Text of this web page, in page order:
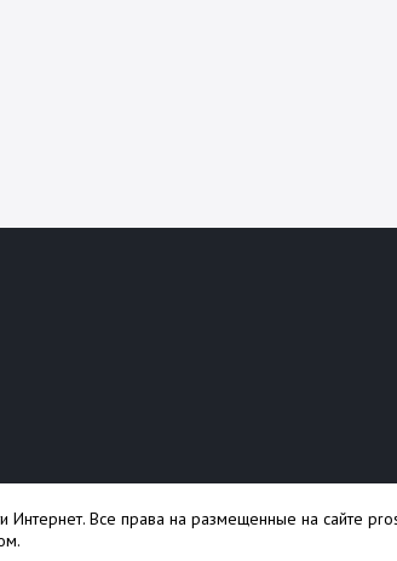
Все права на размещенные на сайте
.